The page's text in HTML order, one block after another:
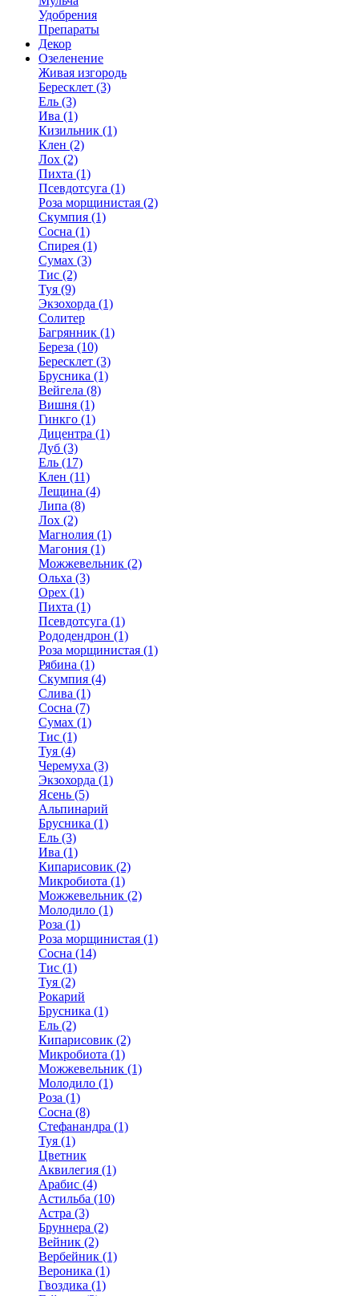
Удобрения
Препараты
Декор
Озеленение
Живая изгородь
Бересклет (3)
Ель (3)
Ива (1)
Кизильник (1)
Клен (2)
Лох (2)
Пихта (1)
Псевдотсуга (1)
Роза морщинистая (2)
Скумпия (1)
Сосна (1)
Спирея (1)
Сумах (3)
Тис (2)
Туя (9)
Экзохорда (1)
Солитер
Багрянник (1)
Береза (10)
Бересклет (3)
Брусника (1)
Вейгела (8)
Вишня (1)
Гинкго (1)
Дицентра (1)
Дуб (3)
Ель (17)
Клен (11)
Лещина (4)
Липа (8)
Лох (2)
Магнолия (1)
Магония (1)
Можжевельник (2)
Ольха (3)
Орех (1)
Пихта (1)
Псевдотсуга (1)
Рододендрон (1)
Роза морщинистая (1)
Рябина (1)
Скумпия (4)
Слива (1)
Сосна (7)
Сумах (1)
Тис (1)
Туя (4)
Черемуха (3)
Экзохорда (1)
Ясень (5)
Альпинарий
Брусника (1)
Ель (3)
Ива (1)
Кипарисовик (2)
Микробиота (1)
Можжевельник (2)
Молодило (1)
Роза (1)
Роза морщинистая (1)
Сосна (14)
Тис (1)
Туя (2)
Рокарий
Брусника (1)
Ель (2)
Кипарисовик (2)
Микробиота (1)
Можжевельник (1)
Молодило (1)
Роза (1)
Сосна (8)
Стефанандра (1)
Туя (1)
Цветник
Аквилегия (1)
Арабис (4)
Астильба (10)
Астра (3)
Бруннера (2)
Вейник (2)
Вербейник (1)
Вероника (1)
Гвоздика (1)